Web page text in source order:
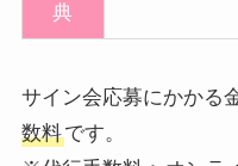
典
サイン会応募にかかる
数料です。